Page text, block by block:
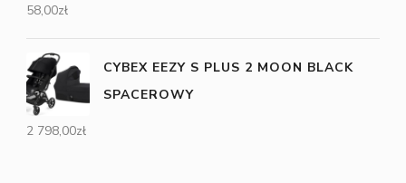
58,00zł
CYBEX EEZY S PLUS 2 MOON BLACK
SPACEROWY
2 798,00zł